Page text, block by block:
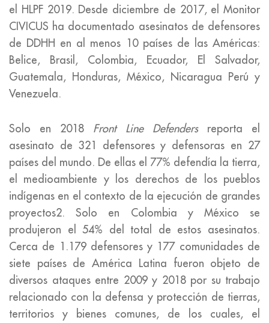
el HLPF 2019. Desde diciembre de 2017, el Monitor
CIVICUS ha documentado asesinatos de defensores
de DDHH en al menos 10 países de las Américas:
Belice, Brasil, Colombia, Ecuador, El Salvador,
Guatemala, Honduras, México, Nicaragua Perú y
Venezuela.
Solo en 2018 Front Line Defenders reporta el
asesinato de 321 defensores y defensoras en 27
países del mundo. De ellas el 77% defendía la tierra,
el medioambiente y los derechos de los pueblos
indígenas en el contexto de la ejecución de grandes
proyectos2. Solo en Colombia y México se
produjeron el 54% del total de estos asesinatos.
Cerca de 1.179 defensores y 177 comunidades de
siete países de América Latina fueron objeto de
diversos ataques entre 2009 y 2018 por su trabajo
relacionado con la defensa y protección de tierras,
territorios y bienes comunes, de los cuales, el